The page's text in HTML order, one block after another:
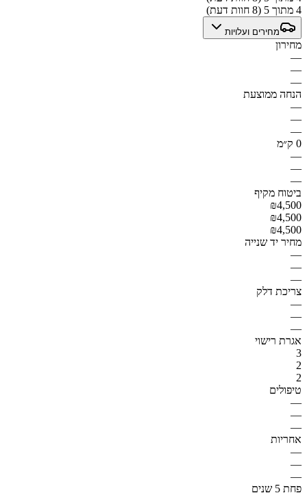
4 מתוך 5 (8 חוות דעת)
מחירים ועלויות
מחירון
—
—
—
הנחה ממוצעת
—
—
—
0 ק״מ
—
—
—
ביטוח מקיף
₪4,500
₪4,500
₪4,500
מחיר יד שנייה
—
—
—
צריכת דלק
—
—
—
אגרת רישוי
3
2
2
טיפולים
—
—
—
אחריות
—
—
—
פחת 5 שנים